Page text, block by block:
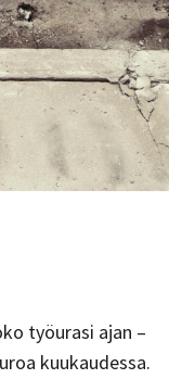
työurasi ajan –
kuukaudessa.